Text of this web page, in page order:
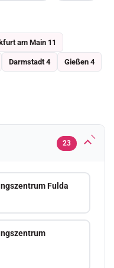
am Main 11
Darmstadt 4 Gießen 4
23
Fulda